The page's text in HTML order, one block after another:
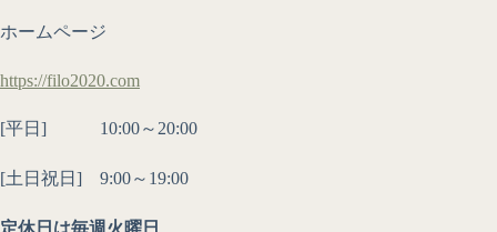
ホームページ
https://filo2020.com
[平日] 10:00～20:00
[土日祝日] 9:00～19:00
定休日は毎週火曜日